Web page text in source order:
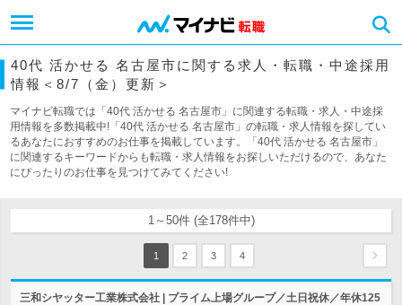
40代 活かせる 名古屋市に関する求人・転職・中途採用
情報＜8/7（金）更新＞
マイナビ転職では「40代 活かせる 名古屋市」に関連する転職・求人・中途採
用情報を多数掲載中!「40代 活かせる 名古屋市」の転職・求人情報を探してい
るあなたにおすすめのお仕事を掲載しています。「40代 活かせる 名古屋市」
に関連するキーワードからも転職・求人情報をお探しいただけるので、あなた
にぴったりのお仕事を見つけてみてください!
1～50件 (全178件中)
1 2 3 4
三和シヤッター工業株式会社 | プライム上場グループ／土日祝休／年休125